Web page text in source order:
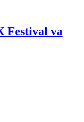
Festival va